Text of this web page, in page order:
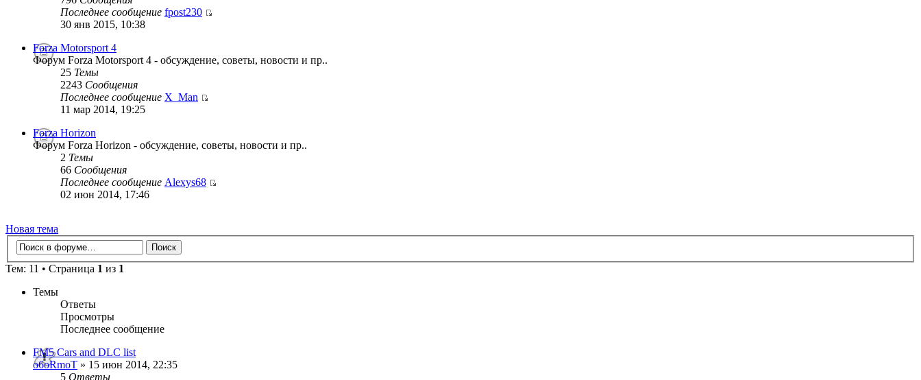
Последнее сообщение fpost230
30 янв 2015, 10:38
Forza Motorsport 4
Форум Forza Motorsport 4 - обсуждение, советы, новости и пр..
25 Темы
2243 Сообщения
Последнее сообщение X_Man
11 мар 2014, 19:25
Forza Horizon
Форум Forza Horizon - обсуждение, советы, новости и пр..
2 Темы
66 Сообщения
Последнее сообщение Alexys68
02 июн 2014, 17:46
Новая тема
Тем: 11 • Страница 1 из 1
Темы
Ответы
Просмотры
Последнее сообщение
FM5 Cars and DLC list
o6oRmoT » 15 июн 2014, 22:35
5 Ответы